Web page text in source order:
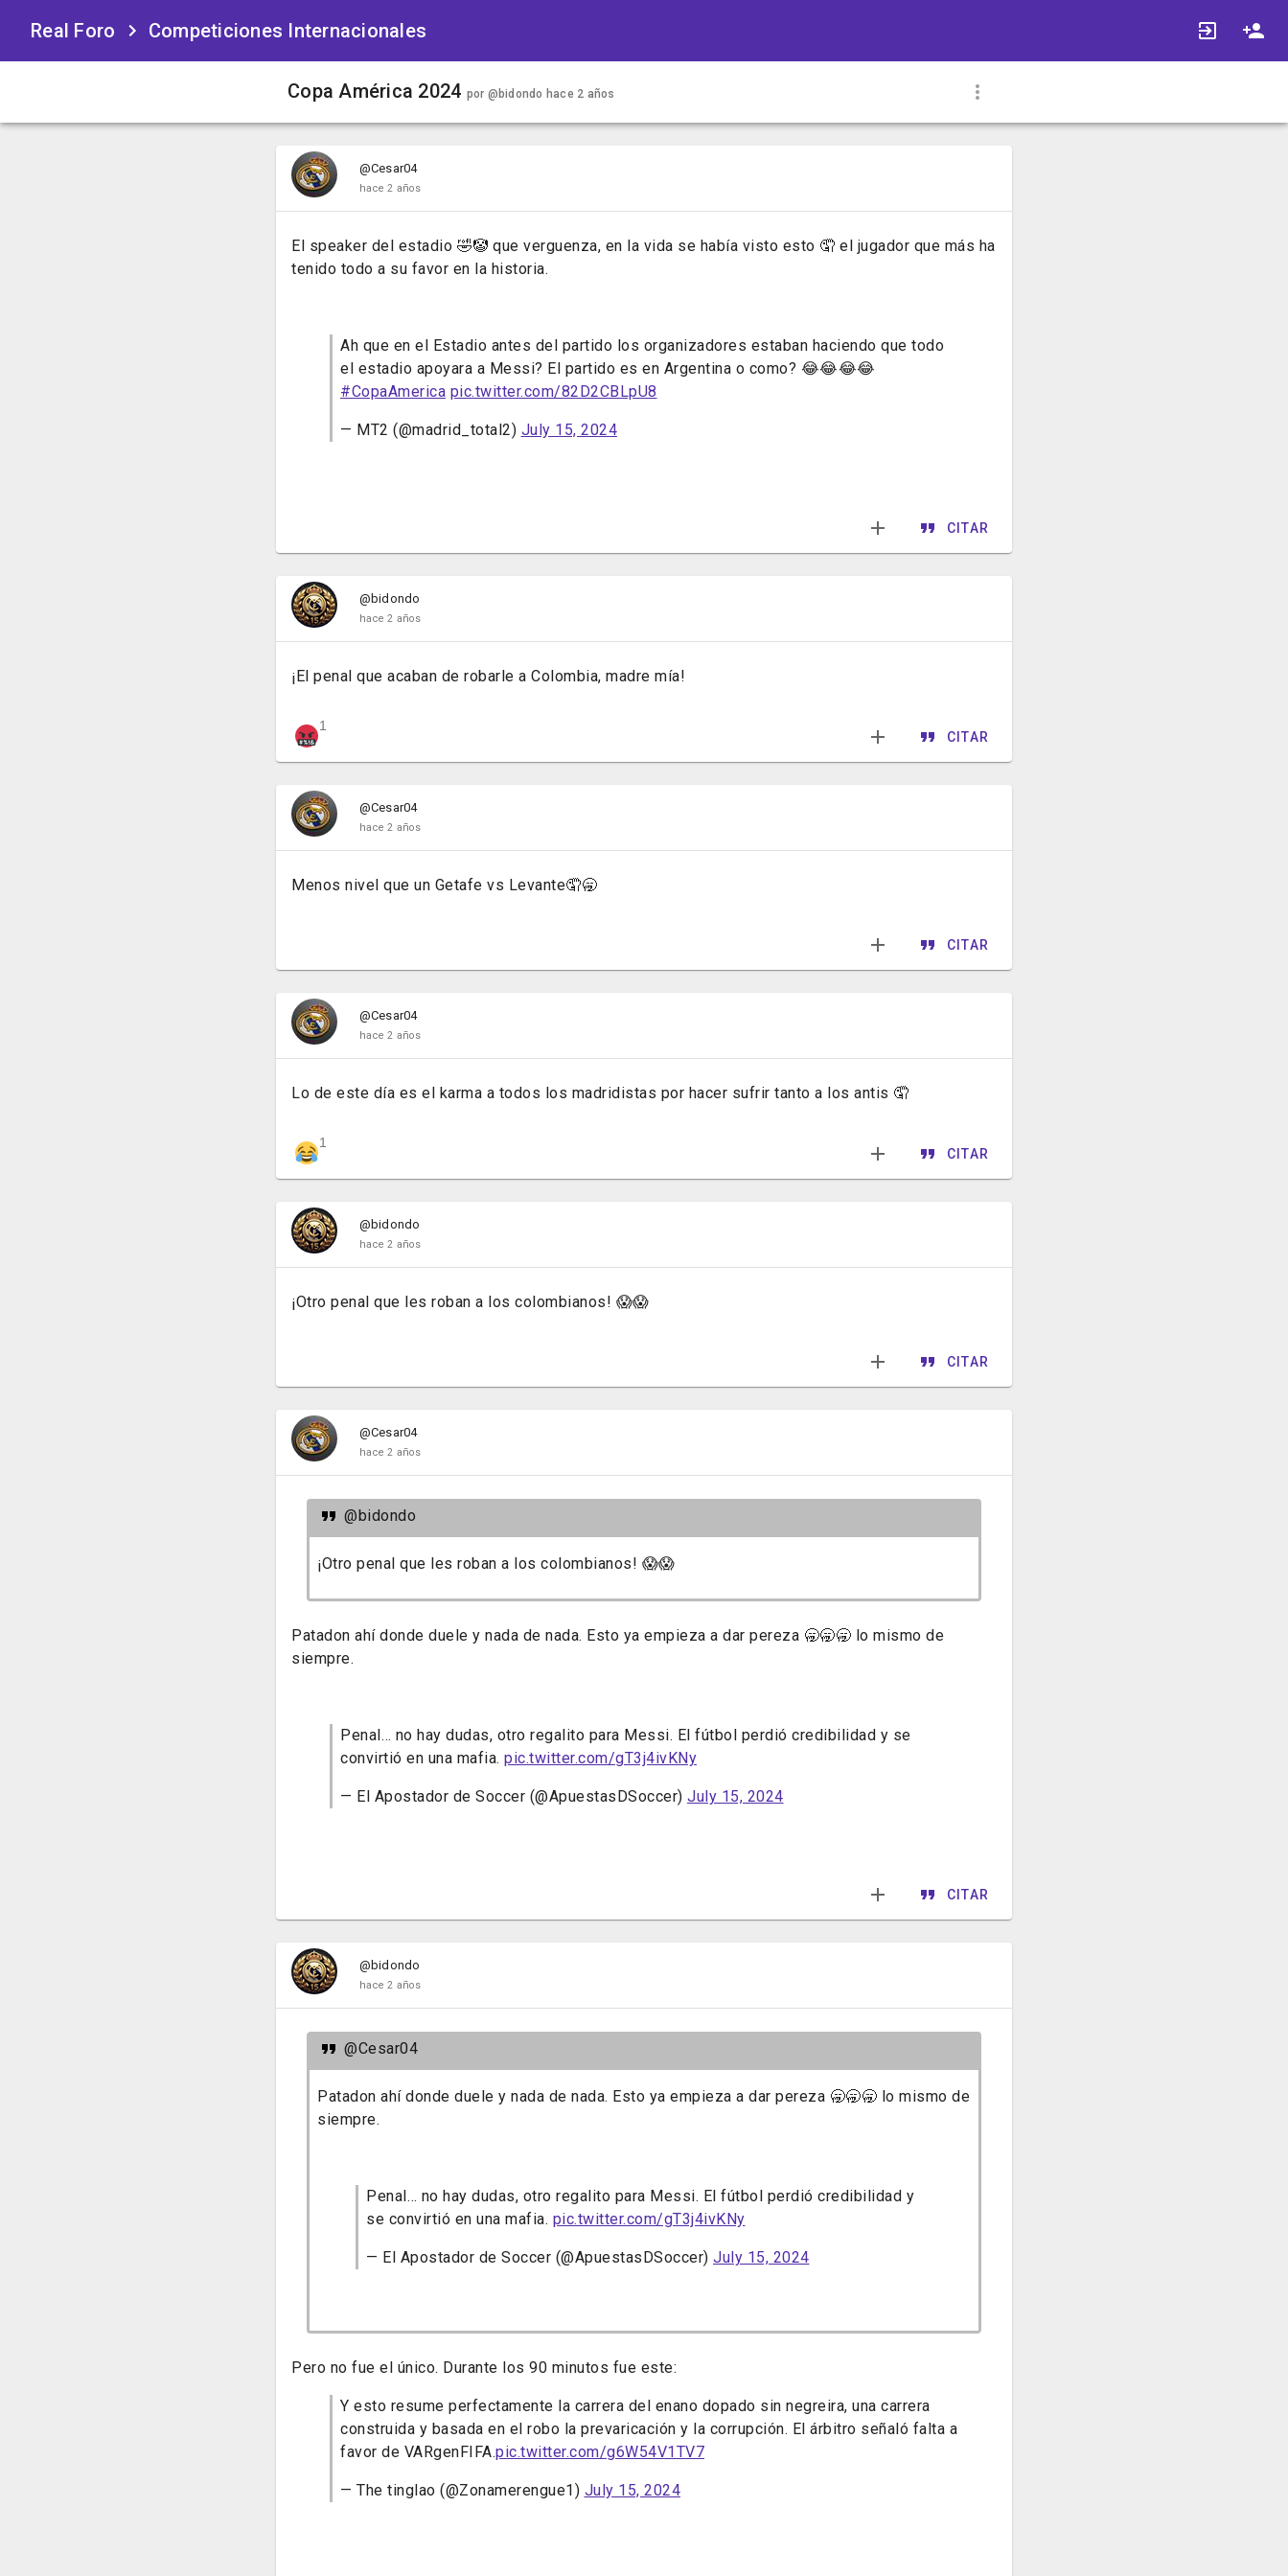
Real Foro Competiciones Internacionales
Copa América 2024 por @bidondo hace 2 años
@Cesar04
hace 2 años
El speaker del estadio 🤣🤡 que verguenza, en la vida se había visto esto 🤦 el jugador que más ha
tenido todo a su favor en la historia.
Ah que en el Estadio antes del partido los organizadores estaban haciendo que todo
el estadio apoyara a Messi? El partido es en Argentina o como? 😂😂😂😂
#CopaAmerica pic.twitter.com/82D2CBLpU8
— MT2 (@madrid_total2) July 15, 2024
CITAR
@bidondo
hace 2 años
¡El penal que acaban de robarle a Colombia, madre mía!
1
CITAR
@Cesar04
hace 2 años
Menos nivel que un Getafe vs Levante🤦🥱
CITAR
@Cesar04
hace 2 años
Lo de este día es el karma a todos los madridistas por hacer sufrir tanto a los antis 🤦
1
CITAR
@bidondo
hace 2 años
¡Otro penal que les roban a los colombianos! 😱😱
CITAR
@Cesar04
hace 2 años
@bidondo
¡Otro penal que les roban a los colombianos! 😱😱
Patadon ahí donde duele y nada de nada. Esto ya empieza a dar pereza 🥱🥱🥱 lo mismo de
siempre.
Penal… no hay dudas, otro regalito para Messi. El fútbol perdió credibilidad y se
convirtió en una mafia. pic.twitter.com/gT3j4ivKNy
— El Apostador de Soccer (@ApuestasDSoccer) July 15, 2024
CITAR
@bidondo
hace 2 años
@Cesar04
Patadon ahí donde duele y nada de nada. Esto ya empieza a dar pereza 🥱🥱🥱 lo mismo de
siempre.
Penal… no hay dudas, otro regalito para Messi. El fútbol perdió credibilidad y
se convirtió en una mafia. pic.twitter.com/gT3j4ivKNy
— El Apostador de Soccer (@ApuestasDSoccer) July 15, 2024
Pero no fue el único. Durante los 90 minutos fue este:
Y esto resume perfectamente la carrera del enano dopado sin negreira, una carrera
construida y basada en el robo la prevaricación y la corrupción. El árbitro señaló falta a
favor de VARgenFIFA.pic.twitter.com/g6W54V1TV7
— The tinglao (@Zonamerengue1) July 15, 2024